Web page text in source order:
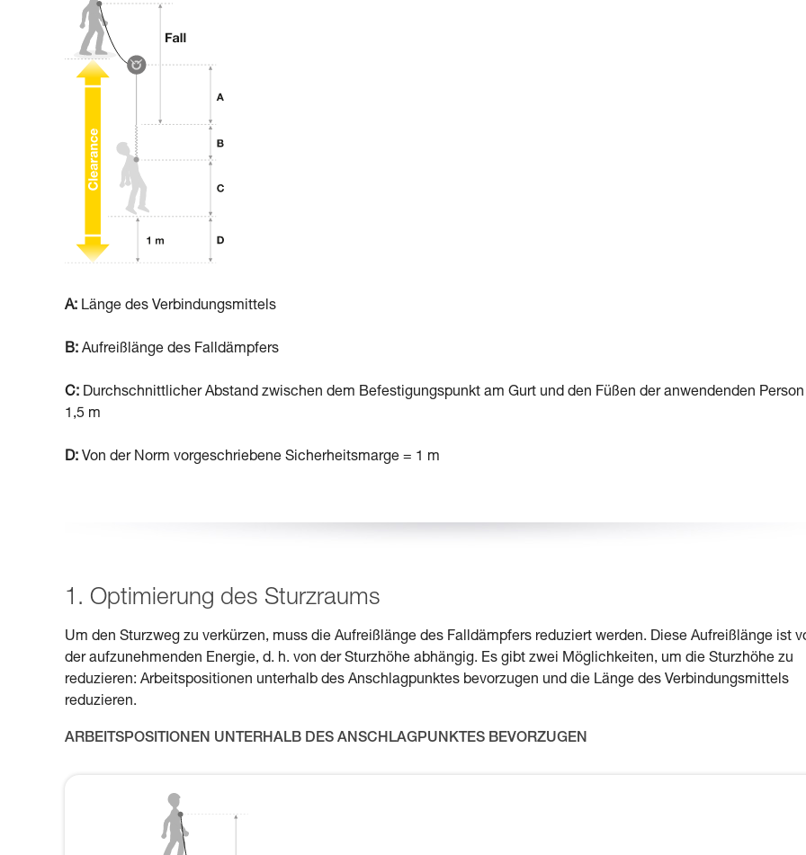
A: Länge des Verbindungsmittels
B: Aufreißlänge des Falldämpfers
C: Durchschnittlicher Abstand zwischen dem Befestigungspunkt am Gurt und den Füßen der anwendenden
1,5 m
D: Von der Norm vorgeschriebene Sicherheitsmarge = 1 m
1. Optimierung des Sturzraums
Um den Sturzweg zu verkürzen, muss die Aufreißlänge des Falldämpfers reduziert werden. Diese Aufreißlänge ist
der aufzunehmenden Energie, d. h. von der Sturzhöhe abhängig. Es gibt zwei Möglichkeiten, um die Sturzhöhe zu
reduzieren: Arbeitspositionen unterhalb des Anschlagpunktes bevorzugen und die Länge des Verbindungsmittels
reduzieren.
ARBEITSPOSITIONEN UNTERHALB DES ANSCHLAGPUNKTES BEVORZUGEN